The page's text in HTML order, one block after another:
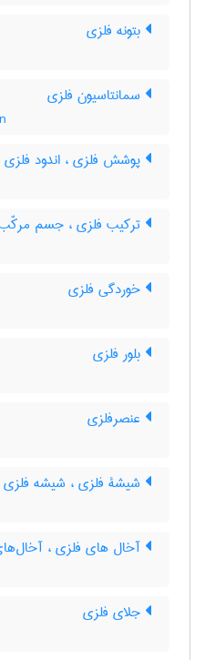
بتونه فلزی
سمانتاسیون فلزی
پوشش فلزی ، اندود فلزی
ترکیب فلزی ، جسم
خوردگی فلزی
بلور فلزی
عنصرفلزی
شیشۀ فلزی ، شیشه فلزی
آخال های فلزی ،
جلای فلزی